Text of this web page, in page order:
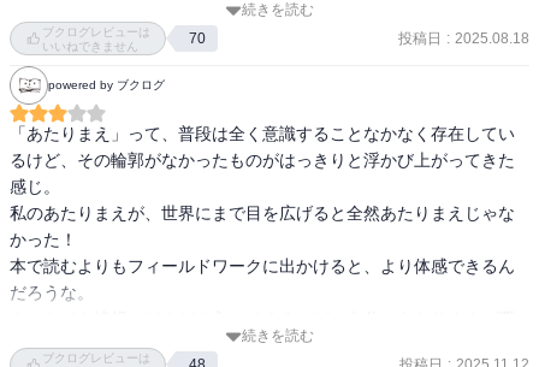
別の国や地域では当たり前じゃないことを
改めて再確認できる内容でした。
個人的には日本と海外の宗教への考え方や
日本の就活はある種の大人になるための
儀式のようなものという考え方に
なるほどなぁーと思いました。
きっとこれからの日本は外国人も増えていく中で
お互いの価値観や考え方を尊重していくことが
必要になっていくんじゃないかなと思うけれど
難しいから、少しずつ受け入れていくことから
続きを読む
ブクログレビューは
いいねできません
70 投稿日 : 2025.08.18
powered by ブクログ
「あたりまえ」って、普段は全く意識することなかなく存在してい
るけど、その輪郭がなかったものがはっきりと浮かび上がってきた
感じ。
私のあたりまえが、世界にまで目を広げると全然あたりまえじゃな
かった！
本で読むよりもフィールドワークに出かけると、より体感できるん
だろうな。
るような体験を特に子供たちにはして欲しいと思った。
続きを読む
ブクログレビューは